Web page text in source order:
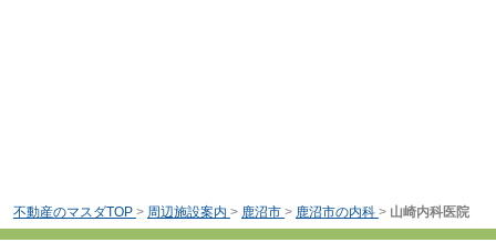
不動産のマスダTOP > 周辺施設案内 > 鹿沼市 > 鹿沼市の内科 > 山崎内科医院